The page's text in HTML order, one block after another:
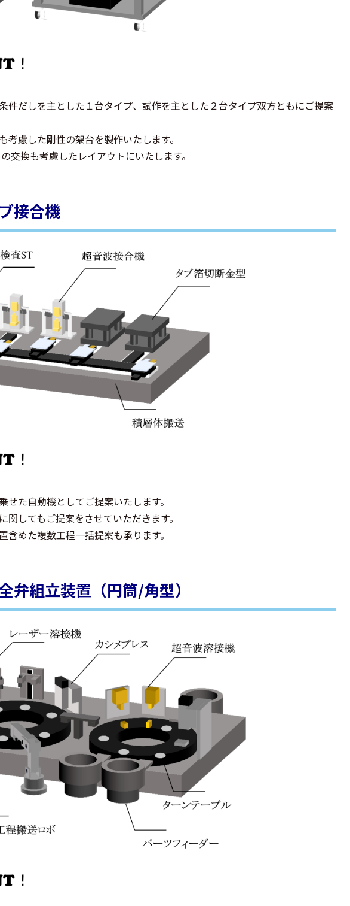
件だしを主とした１台タイプ、試作を主とした２台タイプ双方ともにご提案
考慮した剛性の架台を製作いたします。
交換も考慮したレイアウトにいたします。
接合機
せた自動機としてご提案いたします。
に関してもご提案をさせていただきます。
含めた複数工程一括提案も承ります。
弁組立装置（円筒/角型）